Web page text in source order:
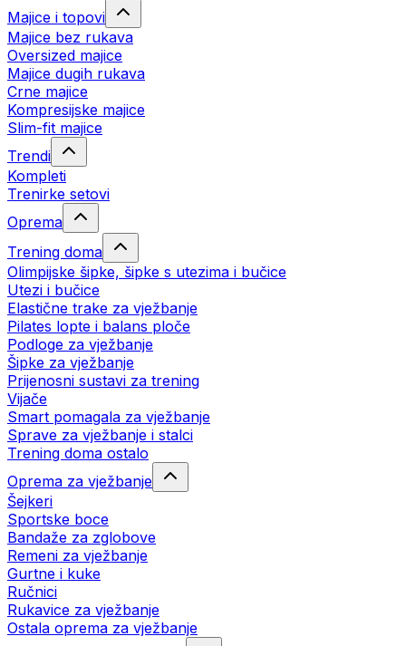
Majice i topovi
Majice bez rukava
Oversized majice
Majice dugih rukava
Crne majice
Kompresijske majice
Slim-fit majice
Trendi
Kompleti
Trenirke setovi
Oprema
Trening doma
Olimpijske šipke, šipke s utezima i bučice
Utezi i bučice
Elastične trake za vježbanje
Pilates lopte i balans ploče
Podloge za vježbanje
Šipke za vježbanje
Prijenosni sustavi za trening
Vijače
Smart pomagala za vježbanje
Sprave za vježbanje i stalci
Trening doma ostalo
Oprema za vježbanje
Šejkeri
Sportske boce
Bandaže za zglobove
Remeni za vježbanje
Gurtne i kuke
Ručnici
Rukavice za vježbanje
Ostala oprema za vježbanje